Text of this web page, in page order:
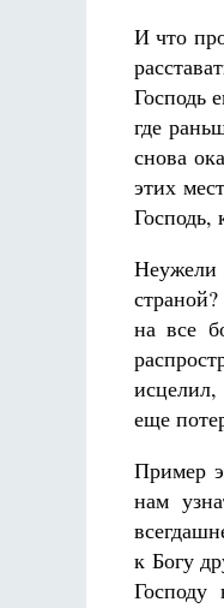
И что
Господь
где
снова
этих
Господь,
Неужели
на все
исцелил,
еще
Пример
нам
к Богу